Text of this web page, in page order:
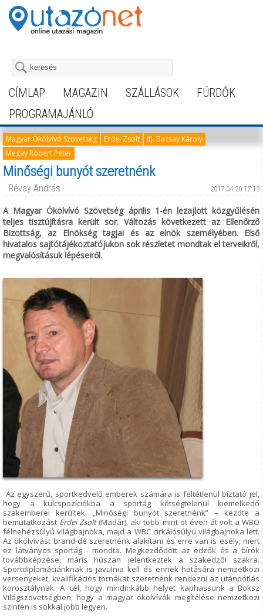
CÍMLAP MAGAZIN SZÁLLÁSOK
FÜRDŐK
PROGRAMAJÁNLÓ
Magyar Ökölvívó Szövetség Erdei Zsolt
ifj. Bazsay Károly
Megay Róbert Péter
Minőségi bunyót szeretnénk
Révay András 2017.04.20 17:13
A Magyar Ökölvívó Szövetség április 1-én lezajlott közgyűlésén
teljes tisztújításra került sor. Változás következett az Ellenőrző
Bizottság, az Elnökség tagjai és az elnök személyében. Első
hivatalos sajtótájékoztatójukon sok részletet mondtak el terveikről,
megvalósításuk lépéseiről.
Az egyszerű, sportkedvelő emberek számára is feltétlenül bíztató jel,
hogy a kulcspozíciókba a sportág kétségtelenül kiemelkedő
szakemberei kerültek. „Minőségi bunyót szeretnénk” – kezdte a
bemutatkozást Erdei Zsolt(Madár), aki több mint öt éven át volt a WBO
félnehézsúlyú világbajnoka, majd a WBC cirkálósúlyú világbajnoka lett.
Az ökölvívást brand-dé szeretnénk alakítani és erre van is esély, mert
ez látványos sportág - mondta. Megkezdődött az edzők és a bírók
továbbképzése, máris húszan jelentkeztek a szakedzői szakra.
Sportdiplomáciánknak is javulnia kell és ennek hatására nemzetközi
versenyeket, kvalifikációs tornákat szeretnénk rendezni az utánpótlás
korosztálynak. A cél, hogy mindinkább helyet kaphassunk a Boksz
Világszövetségben, hogy a magyar ökölvívók megítélése nemzetközi
szinten is sokkal jobb legyen.